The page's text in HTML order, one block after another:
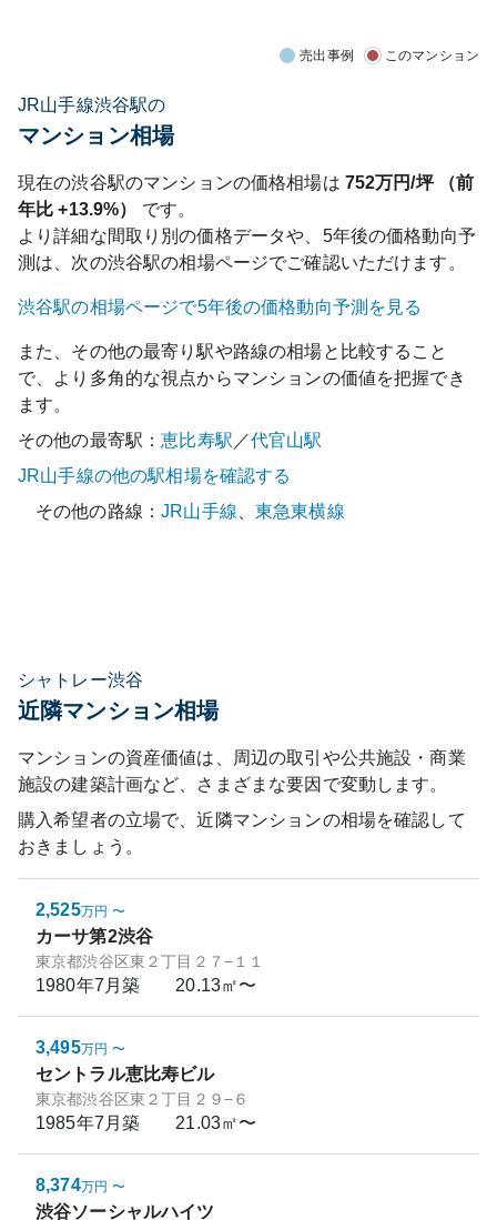
売出事例 このマンション
JR山手線渋谷駅の
マンション相場
現在の渋谷駅のマンションの価格相場は 752万円/坪 （前
年比+13.9%）
です。
より詳細な間取り別の価格データや、5年後の価格動向予
測は、次の渋谷駅の相場ページでご確認いただけます。
渋谷駅の相場ページで5年後の価格動向予測を見る
また、その他の最寄り駅や路線の相場と比較すること
で、より多角的な視点からマンションの価値を把握でき
ます。
その他の最寄駅：恵比寿駅 ／代官山駅
JR山手線の他の駅相場を確認する
その他の路線：JR山手線 東急東横線
シャトレー渋谷
近隣マンション相場
マンションの資産価値は、周辺の取引や公共施設・商業
施設の建築計画など、さまざまな要因で変動します。
購入希望者の立場で、近隣マンションの相場を確認して
おきましょう。
2,525万円 〜
カーサ第2渋谷
東京都渋谷区東２丁目２７−１１
1980年7月築 20.13㎡〜
3,495万円 〜
セントラル恵比寿ビル
東京都渋谷区東２丁目２９−６
1985年7月築 21.03㎡〜
8,374万円 〜
渋谷ソーシャルハイツ